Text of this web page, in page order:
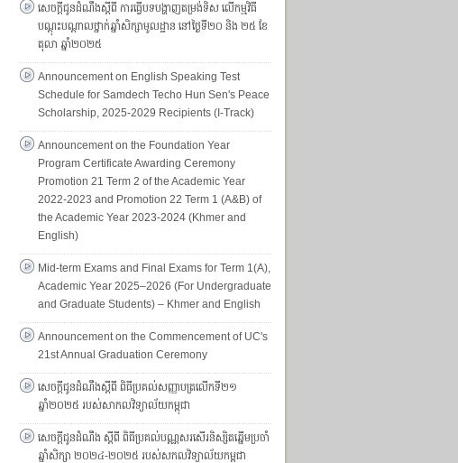
សេចក្ដីជូនដំណឹងស្ដីពី ការធ្វើបទបង្ហាញតម្រង់ទិស លើកម្មវិធី
បណ្ដុះបណ្ដាលថ្នាក់ឆ្នាំសិក្សាមូលដ្ឋាន នៅថ្ងៃទី២០ និង ២៥ ខែ
តុលា ឆ្នាំ២០២៥
Announcement on English Speaking Test
Schedule for Samdech Techo Hun Sen's Peace
Scholarship, 2025-2029 Recipients (I-Track)
Announcement on the Foundation Year
Program Certificate Awarding Ceremony
Promotion 21 Term 2 of the Academic Year
2022-2023 and Promotion 22 Term 1 (A&B) of
the Academic Year 2023-2024 (Khmer and
English)
Mid-term Exams and Final Exams for Term 1(A),
Academic Year 2025–2026 (For Undergraduate
and Graduate Students) – Khmer and English
Announcement on the Commencement of UC's
21st Annual Graduation Ceremony
សេចក្តីជូនដំណឹងស្តីពី ពិធីប្រគល់សញ្ញាបត្រលើកទី២១
ឆ្នាំ២០២៥ របស់សាកលវិទ្យាល័យកម្ពុជា
សេចក្តីជូនដំណឹង ស្តីពី ពិធីប្រគល់បណ្ណសរសើរនិស្សិតឆ្នើមប្រចាំ
ឆ្នាំសិក្សា ២០២៤-២០២៥ របស់សកលវិទ្យាល័យកម្ពុជា